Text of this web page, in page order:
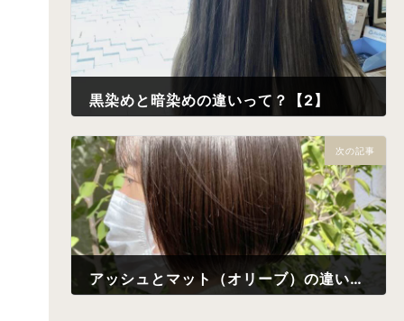
黒染めと暗染めの違いって？【2】
2022年5月1日
次の記事
アッシュとマット（オリーブ）の違いって？【2】